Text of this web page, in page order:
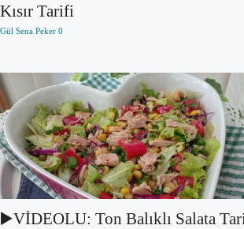
Kısır Tarifi
Gül Sena Peker 0
▶️VİDEOLU: Ton Balıklı Salata